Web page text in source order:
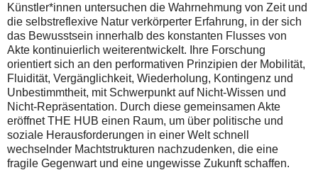
Künstler*innen untersuchen die Wahrnehmung von Zeit und
die selbstreflexive Natur verkörperter Erfahrung, in der sich
das Bewusstsein innerhalb des konstanten Flusses von
Akte kontinuierlich weiterentwickelt. Ihre Forschung
orientiert sich an den performativen Prinzipien der Mobilität,
Fluidität, Vergänglichkeit, Wiederholung, Kontingenz und
Unbestimmtheit, mit Schwerpunkt auf Nicht-Wissen und
Nicht-Repräsentation. Durch diese gemeinsamen Akte
eröffnet THE HUB einen Raum, um über politische und
soziale Herausforderungen in einer Welt schnell
wechselnder Machtstrukturen nachzudenken, die eine
fragile Gegenwart und eine ungewisse Zukunft schaffen.